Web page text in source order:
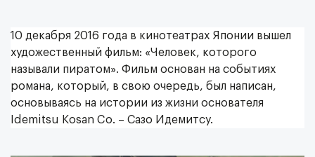
10 декабря 2016 года в кинотеатрах Японии вышел
художественный фильм: «Человек, которого
называли пиратом». Фильм основан на событиях
романа, который, в свою очередь, был написан,
основываясь на истории из жизни основателя
Idemitsu Kosan Co. – Сазо Идемитсу.